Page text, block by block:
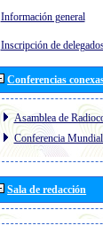
Información general
Inscripción de
Conferencias
Asamblea de
Conferencia
Sala de redacción